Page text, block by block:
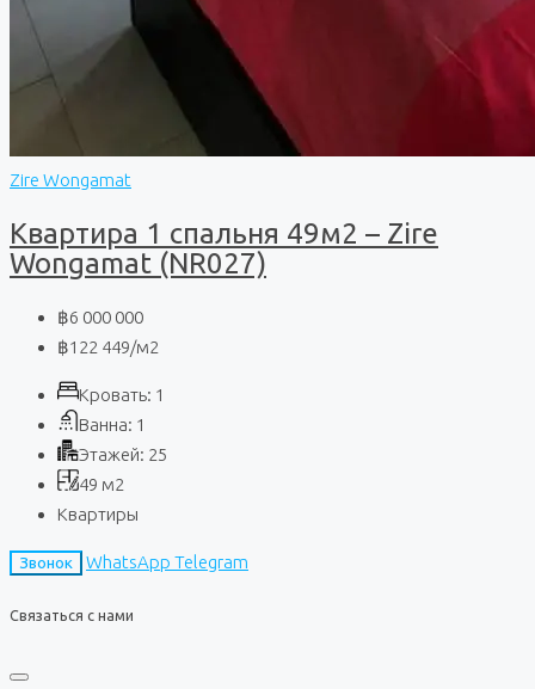
Zire Wongamat
Квартира 1 спальня 49м2 – Zire
Wongamat (NR027)
฿6 000 000
฿122 449/м2
Кровать: 1
Ванна: 1
Этажей: 25
49 м2
Квартиры
Звонок WhatsApp Telegram
Связаться с нами